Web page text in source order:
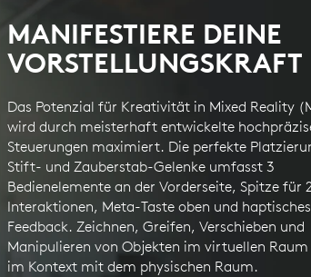
MANIFESTIERE DEINE
VORSTELLUNGSKRAFT
Das Potenzial für Kreativität in Mixed Reality
wird durch meisterhaft entwickelte
Steuerungen maximiert. Die perfekte
Stift- und Zauberstab-Gelenke umfasst 3
Bedienelemente an der Vorderseite, Spitze für
Interaktionen, Meta-Taste oben und haptisches
Feedback. Zeichnen, Greifen, Verschieben und
Manipulieren von Objekten im virtuellen Raum
im Kontext mit dem physischen Raum.